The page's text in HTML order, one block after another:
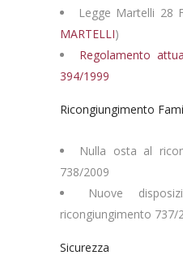
Legge Martelli 28
MARTELLI)
Regolamento
394/1999
Ricongiungimento
Nulla osta al
738/2009
Nuove
ricongiungimento 737/
Sicurezza